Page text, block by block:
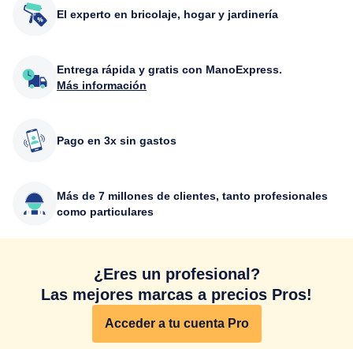
El experto en bricolaje, hogar y jardinería
Entrega rápida y gratis con ManoExpress.
Más información
Pago en 3x sin gastos
Más de 7 millones de clientes, tanto profesionales
como particulares
¿Eres un profesional?
Las mejores marcas a precios Pros!
Acceder a tu cuenta Pro